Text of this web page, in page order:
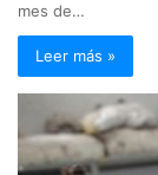
mes de…
Leer más »